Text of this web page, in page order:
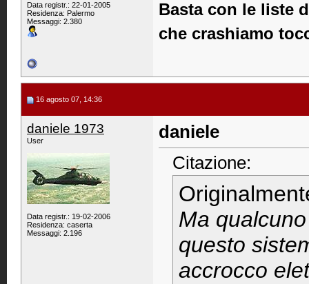
Data registr.: 22-01-2005
Residenza: Palermo
Messaggi: 2.380
Basta con le liste
che crashiamo
16 agosto 07, 14:36
daniele 1973
User
Data registr.: 19-02-2006
Residenza: caserta
Messaggi: 2.196
daniele
Citazione:
Ma
questo
accrocco